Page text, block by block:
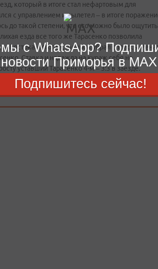
который в итоге стал нефартовым для
с управлением и вылетел – в итоге
до такой степени, что его можно было ощутить
езда все того же Тарасенко позволила
Игорь Столяров убрал с трассы
Ставка и надежда на кураж себя не
уставший Тарасенко 4-м – 3:3 в заезде.
с WhatsApp?
новости Приморья в
Подпишитесь сейчас!